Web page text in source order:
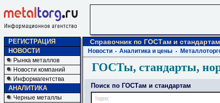
РЕГИСТРАЦИЯ
НОВОСТИ
Рынка металлов
Новости компаний
Информагентства
АНАЛИТИКА
Черные металлы
Справочник по ГОСТам и стандартам
Новости Аналитика и цены
ГОСТы, стандарты,
Поиск по ГОСТам и стандартам